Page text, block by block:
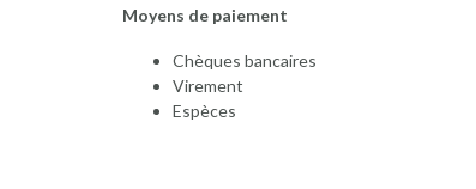
Moyens de paiement
Chèques bancaires
Virement
Espèces